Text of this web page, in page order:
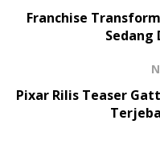
Franchise
Sedang
Pixar Rilis Teaser